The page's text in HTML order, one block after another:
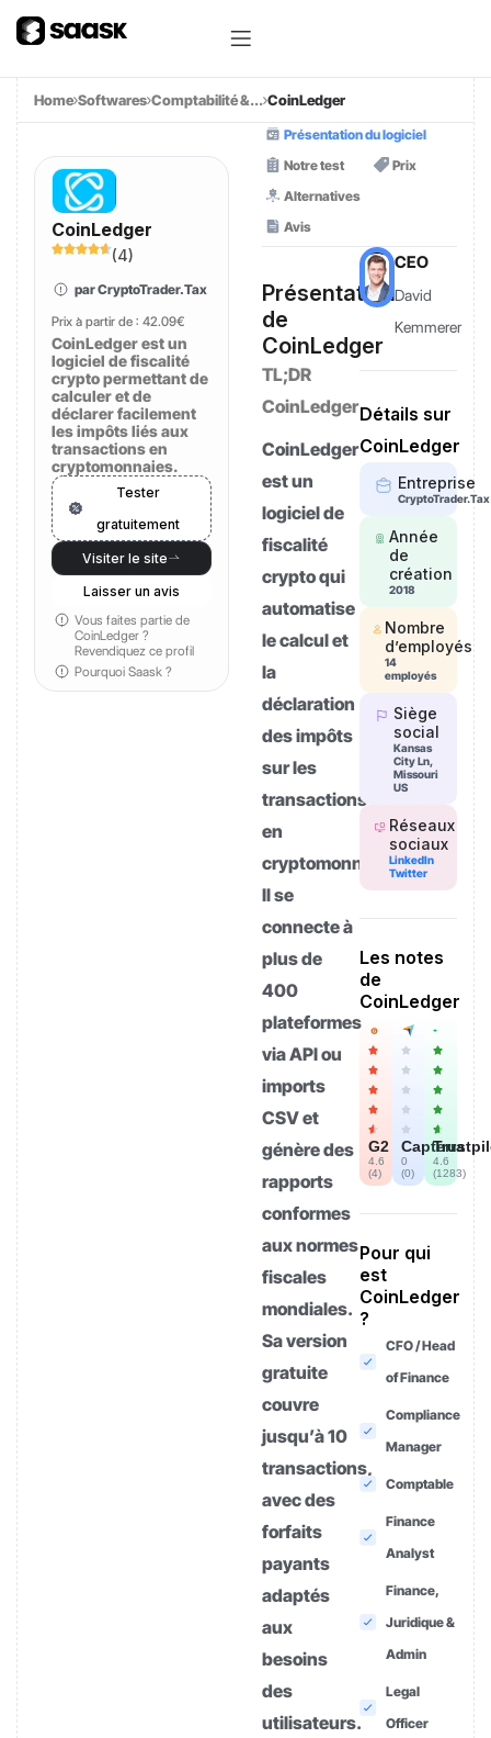
Home Softwares Comptabilité &... CoinLedger
CoinLedger
(4)
par CryptoTrader.Tax
Prix à partir de : 42.09€
CoinLedger est un
logiciel de fiscalité
crypto permettant de
calculer et de
déclarer facilement
les impôts liés aux
transactions en
cryptomonnaies.
Tester
gratuitement
Visiter le site
Laisser un avis
Vous faites partie de
CoinLedger ?
Revendiquez ce profil
Pourquoi Saask ?
Présentation du logiciel
Notre test
Prix
Alternatives
Avis
Présentation
de
CoinLedger
TL;DR
CoinLedger
CoinLedger
est un
logiciel de
fiscalité
crypto qui
automatise
le calcul et
la
déclaration
des impôts
sur les
transactions
en
cryptomonnaies.
Il se
connecte à
plus de
400
plateformes
via API ou
imports
CSV et
génère des
rapports
conformes
aux normes
fiscales
mondiales.
Sa version
gratuite
couvre
jusqu’à 10
transactions,
avec des
forfaits
payants
adaptés
aux
besoins
des
utilisateurs.
CEO
David
Kemmerer
Détails sur
CoinLedger
Entreprise
CryptoTrader.Tax
Année
de
création
2018
Nombre
d’employés
14
employés
Siège
social
Kansas
City Ln,
Missouri
US
Réseaux
sociaux
LinkedIn
Twitter
Les notes
de
CoinLedger
G2
4.6
(4)
Capterra
0
(0)
4.6
(1283)
Pour qui
est
CoinLedger
?
CFO / Head
of Finance
Compliance
Manager
Comptable
Finance
Analyst
Finance,
Juridique &
Admin
Legal
Officer